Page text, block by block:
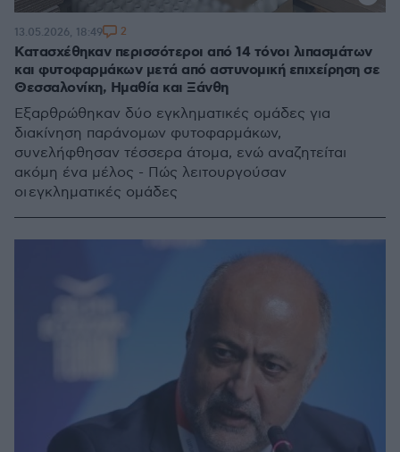
Κατασχέθηκαν περισσότεροι από 14 τόνοι λιπασμάτων
και φυτοφαρμάκων μετά από αστυνομική επιχείρηση σε
Θεσσαλονίκη, Ημαθία και Ξάνθη
Εξαρθρώθηκαν δύο εγκληματικές ομάδες για
διακίνηση παράνομων φυτοφαρμάκων,
συνελήφθησαν τέσσερα άτομα, ενώ αναζητείται
ακόμη ένα μέλος - Πώς λειτουργούσαν
οι εγκληματικές ομάδες
13.05.2026, 18:49 2